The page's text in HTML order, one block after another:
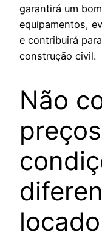
garantirá um
equipamentos,
e contribuirá
construção civil.
Não